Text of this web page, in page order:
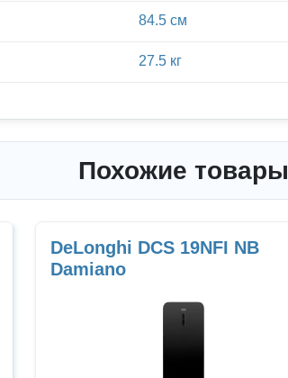
84.5 см
27.5 кг
Похожие товары
DeLonghi DCS 19NFI NB
Damiano